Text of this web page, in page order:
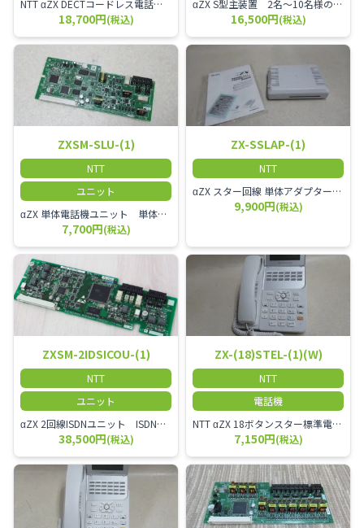
NTT αZX DECTコードレス電話機 電波方式がDECTで、 防水機能（IPX4:あらゆる方向からの水の飛まつを受けても有害な影響を受けない。)を備えた 接続装置と子機の一対シングルゾーンコードレスです。
18,700円(税込)
αZX S型主装置 2名～10名様のオフィスに適しております。
16,500円(税込)
ZXSM-SLU-(1)
NTT
ユニット
αZX 単体電話機ユニット 単体電話機、複合機、ドアホン等、 2台分収容可能にするユニット
7,700円(税込)
ZX-SSLAP-(1)
NTT
αZX スター回線 単体アダプター 受付電話機、ドアホン、FAX等を1台収容できる装置です。
9,900円(税込)
ZXSM-2IDSICOU-(1)
NTT
ユニット
αZX 2回線ISDNユニット ISDN回線を2本収容可能です。
38,500円(税込)
ZX-(18)STEL-(1)(W)
NTT
電話機
NTT αZX 18ボタンスター標準電話機(白)
7,150円(税込)